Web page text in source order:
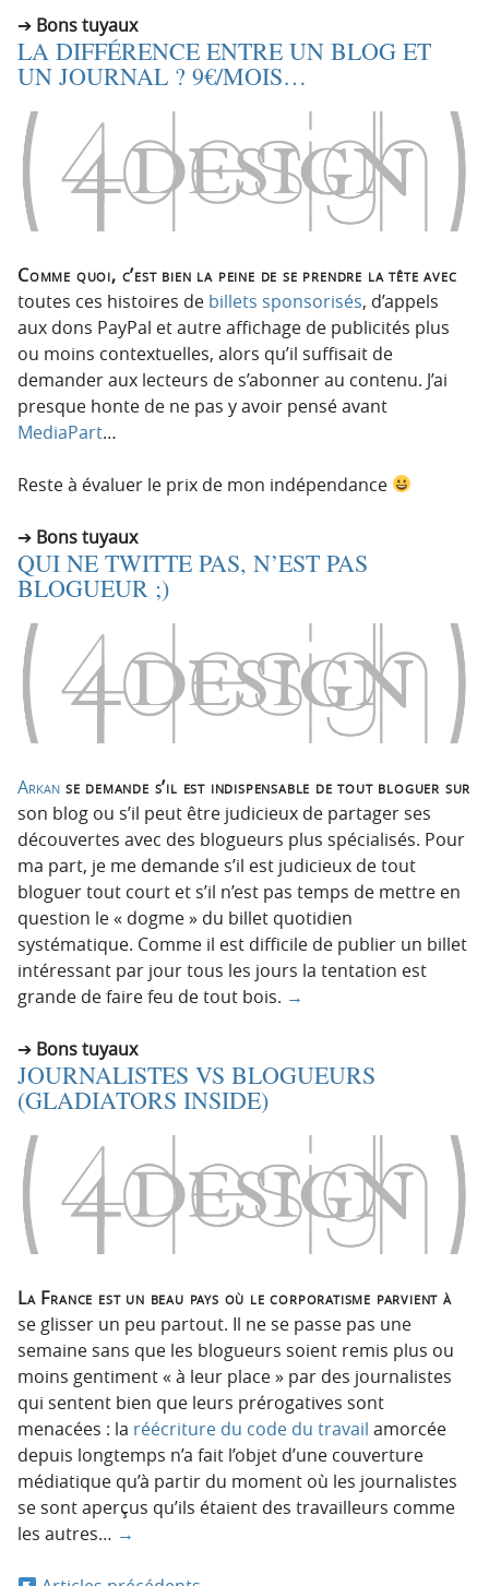
Bons tuyaux
LA DIFFÉRENCE ENTRE UN BLOG ET
UN JOURNAL ? 9€/MOIS…
Comme quoi, c’est bien la peine de se prendre la tête avec
toutes ces histoires de billets sponsorisés, d’appels
aux dons PayPal et autre affichage de publicités plus
ou moins contextuelles, alors qu’il suffisait de
demander aux lecteurs de s’abonner au contenu. J’ai
presque honte de ne pas y avoir pensé avant
MediaPart…
Reste à évaluer le prix de mon indépendance
Bons tuyaux
QUI NE TWITTE PAS, N’EST PAS
BLOGUEUR ;)
Arkan se demande s’il est indispensable de tout bloguer sur
son blog ou s’il peut être judicieux de partager ses
découvertes avec des blogueurs plus spécialisés. Pour
ma part, je me demande s’il est judicieux de tout
bloguer tout court et s’il n’est pas temps de mettre en
question le « dogme » du billet quotidien
systématique. Comme il est difficile de publier un billet
intéressant par jour tous les jours la tentation est
grande de faire feu de tout bois. →
Bons tuyaux
JOURNALISTES VS BLOGUEURS
(GLADIATORS INSIDE)
La France est un beau pays où le corporatisme parvient à
se glisser un peu partout. Il ne se passe pas une
semaine sans que les blogueurs soient remis plus ou
moins gentiment « à leur place » par des journalistes
qui sentent bien que leurs prérogatives sont
menacées : la réécriture du code du travail amorcée
depuis longtemps n’a fait l’objet d’une couverture
médiatique qu’à partir du moment où les journalistes
se sont aperçus qu’ils étaient des travailleurs comme
les autres… →